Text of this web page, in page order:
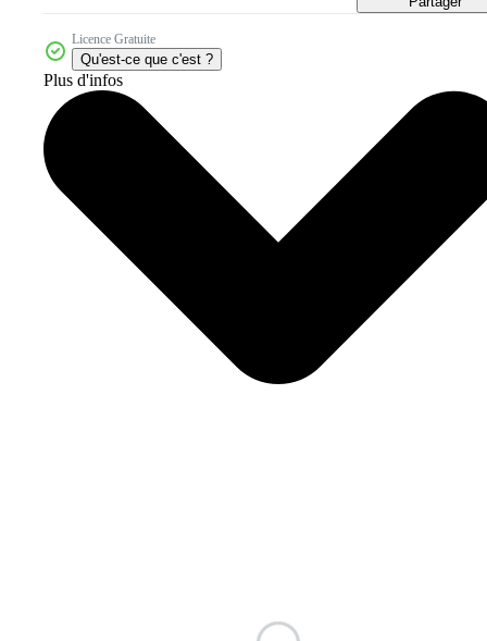
Licence Gratuite
Qu'est-ce que c'est ?
Plus d'infos